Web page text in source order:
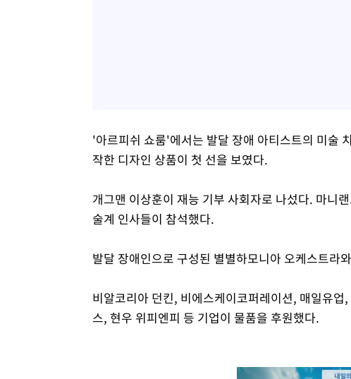
'아르피쉬 쇼룸'에서는 발달 장애 아티스트의 미술
작한 디자인 상품이 첫 선을 보였다.
개그맨 이상훈이 재능 기부 사회자로 나섰다. 마니
술계 인사들이 참석했다.
발달 장애인으로 구성된 별별하모니아 오케스트라
비알코리아 던킨, 비에스케이코퍼레이션, 매일유
스, 현우 위피엔피 등 기업이 물품을 후원했다.